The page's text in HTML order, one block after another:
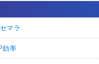
マラ
効率